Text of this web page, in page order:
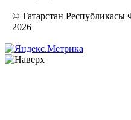
© Татарстан Республикасы
2026